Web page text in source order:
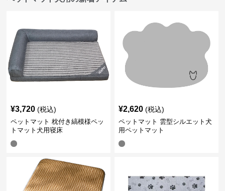
¥3,720 (税込)
ペットマット 枕付き縞模様ペッ
トマット犬用寝床
¥2,620 (税込)
ペットマット 雲型シルエット犬
用ペットマット